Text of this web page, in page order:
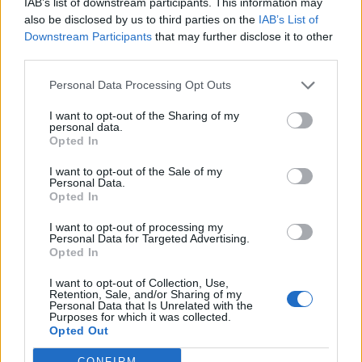
also be disclosed by us to third parties on the IAB’s List of
Downstream Participants that may further disclose it to other
Personal Data Processing Opt Outs
I want to opt-out of the Sharing of my
personal data.
Opted In
I want to opt-out of the Sale of my
Personal Data.
Opted In
I want to opt-out of processing my
Personal Data for Targeted Advertising.
Opted In
I want to opt-out of Collection, Use,
Retention, Sale, and/or Sharing of my
Personal Data that Is Unrelated with the
Purposes for which it was collected.
Opted Out
Nga gëzimi i dasmës te
Çetaj gjendet i pajetë në
Hyri me Jet Ski në
Zvërnec, gjobitet me 300
paralele e Shëndetësisë”/
Këlliçi: Projektligji i
shtatorit i hap rrugë
monopolit, SPAK të
Itali shpërthen në lot në
protestë: Pacientët
detyrohen të kërkojnë